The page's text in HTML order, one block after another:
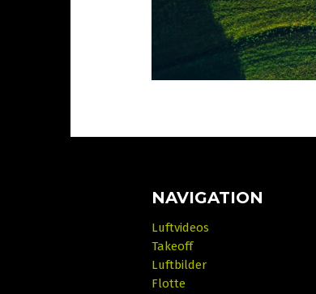
NAVIGATION
Luftvideos
Takeoff
Luftbilder
Flotte